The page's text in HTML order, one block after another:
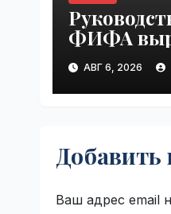
ФИФА
поддержку
его
АВГ 6, 2026
Ваш адрес email